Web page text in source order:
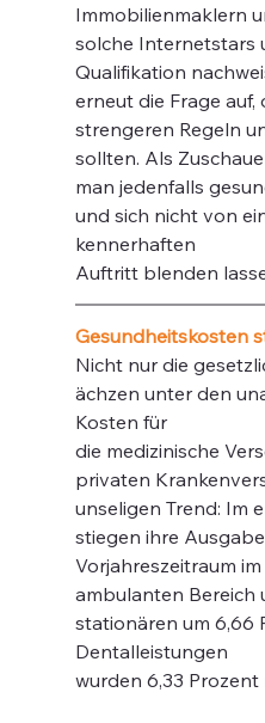
Immobilienmaklern
solche Internetstars
Qualifikation
erneut die Frage
strengeren Regeln
sollten. Als
man jedenfalls
und sich nicht von
kennerhaften
Auftritt blenden
Gesundheitskosten
Nicht nur die
ächzen unter den
Kosten für
die medizinische
privaten
unseligen Trend: Im
stiegen ihre
Vorjahreszeitraum im
ambulanten Bereich
stationären um 6,66
Dentalleistungen
wurden 6,33